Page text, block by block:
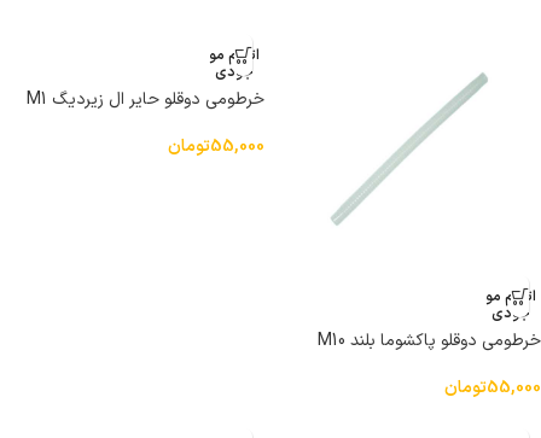
اتمام مو
جودی
خرطومی دوقلو پاکشوما بلند M10
55,000تومان
اتمام مو
جودی
خرطومی دوقلو حایر ال زیردیگ M1
55,000تومان